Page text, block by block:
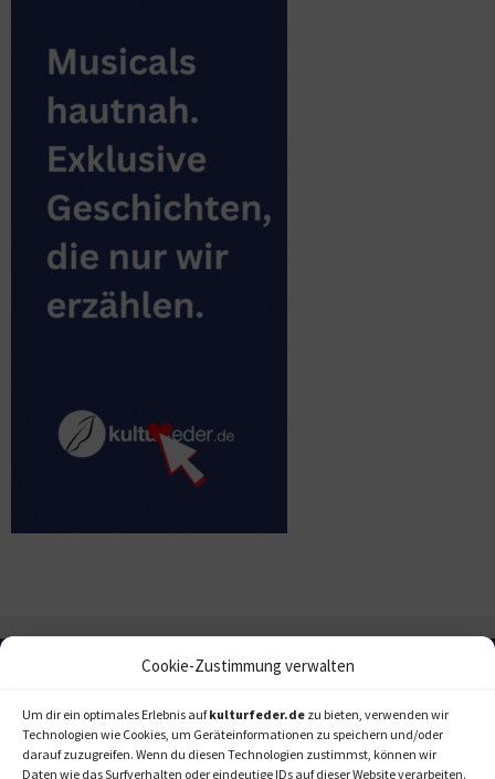
Cookie-Zustimmung verwalten
Um dir ein optimales Erlebnis aufkulturfeder.de zu bieten, verwenden wir
Technologien wie Cookies, um Geräteinformationen zu speichern und/oder
darauf zuzugreifen. Wenn du diesen Technologien zustimmst, können wir
Daten wie das Surfverhalten oder eindeutige IDs auf dieser Website verarbeiten.